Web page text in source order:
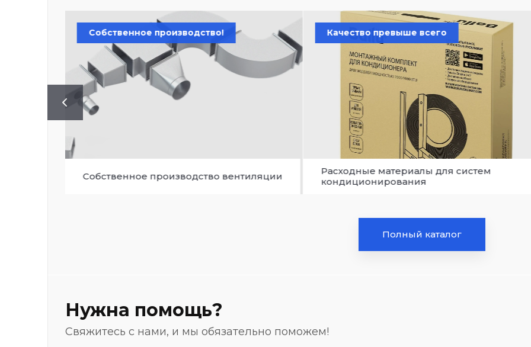
производство вентиляции
Качество превыше всего
Расходные материалы для систем
кондиционирования
Выгодно
Уцененные товары
Полный каталог
Нужна помощь?
Свяжитесь с нами, и мы обязательно поможем!